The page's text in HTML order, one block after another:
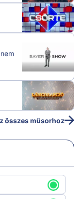
összes műsorhoz